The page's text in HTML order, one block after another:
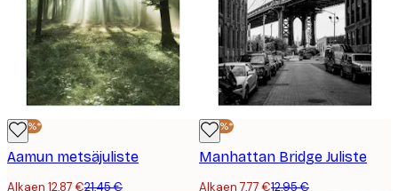
-40%*
Aamun metsäjuliste
Alkaen 12,87 €21,45 €
-40%*
Manhattan Bridge Juliste
Alkaen 7,77 €12,95 €